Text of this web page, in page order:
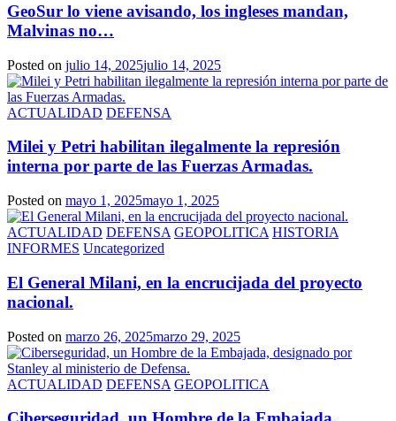
GeoSur lo viene avisando, los ingleses mandan,
Malvinas no…
Posted on julio 14, 2025julio 14, 2025
ACTUALIDAD DEFENSA
Milei y Petri habilitan ilegalmente la represión
interna por parte de las Fuerzas Armadas.
Posted on mayo 1, 2025mayo 1, 2025
ACTUALIDAD DEFENSA GEOPOLITICA HISTORIA
INFORMES Uncategorized
El General Milani, en la encrucijada del proyecto
nacional.
Posted on marzo 26, 2025marzo 29, 2025
ACTUALIDAD DEFENSA GEOPOLITICA